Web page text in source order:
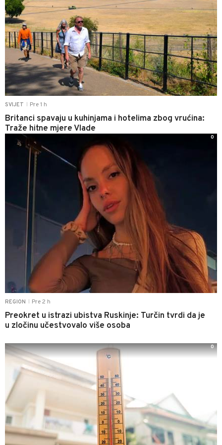
SVIJET Pre 1 h
Britanci spavaju u kuhinjama i hotelima zbog vrućina:
Traže hitne mjere Vlade
REGION Pre 2 h
Preokret u istrazi ubistva Ruskinje: Turčin tvrdi da je
u zločinu učestvovalo više osoba
0
0